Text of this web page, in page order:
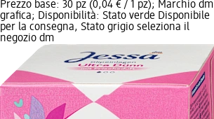
Prezzo base: 30 pz (0,04 € / 1 pz); Marchio dm
grafica; Disponibilità: Stato verde Disponibile
per la consegna, Stato grigio seleziona il
negozio dm